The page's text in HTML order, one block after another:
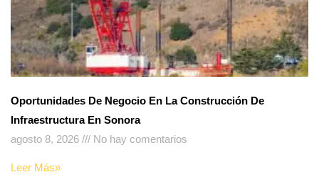
Oportunidades De Negocio En La Construcción De
Infraestructura En Sonora
agosto 8, 2026
No hay comentarios
Leer Más»